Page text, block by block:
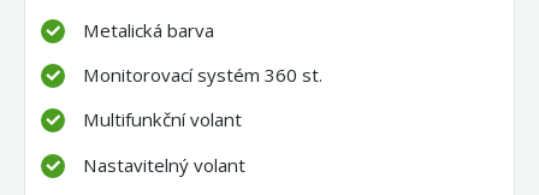
Metalická barva
Monitorovací systém 360 st.
Multifunkční volant
Nastavitelný volant